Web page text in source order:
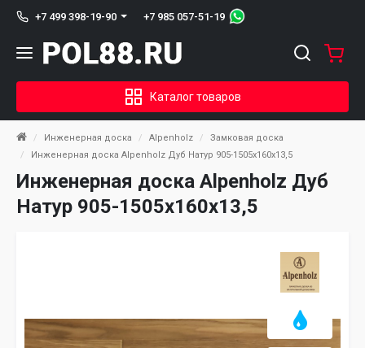
+7 499 398-19-90 +7 985 057-51-19
Каталог товаров
Инженерная доска Alpenholz
Замковая доска
Инженерная доска Alpenholz Дуб Натур 905-1505х160х13,5
Инженерная доска Alpenholz Дуб
Натур 905-1505х160х13,5